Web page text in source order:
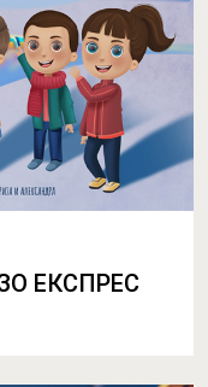
ЕКСПРЕС